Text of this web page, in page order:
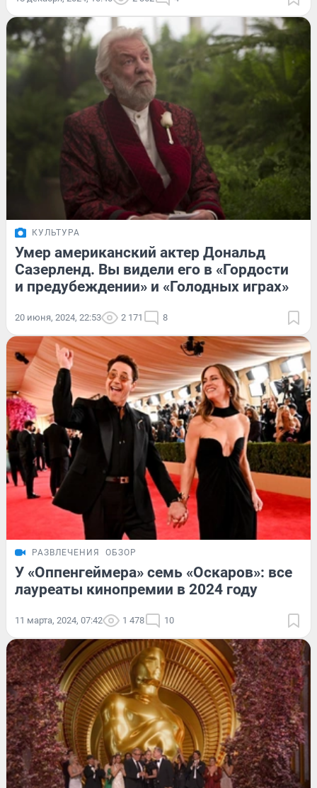
КУЛЬТУРА
Умер американский актер Дональд
Сазерленд. Вы видели его в «Гордости
и предубеждении» и «Голодных играх»
20 июня, 2024, 22:53 2 171 8
РАЗВЛЕЧЕНИЯ ОБЗОР
У «Оппенгеймера» семь «Оскаров»: все
лауреаты кинопремии в 2024 году
11 марта, 2024, 07:42 1 478 10